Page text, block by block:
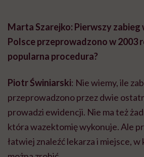
Marta Szarejko: Pierwszy
Polsce przeprowadzono w 2003
popularna procedura?
Piotr Świniarski: Nie wiemy, ile
przeprowadzono przez dwie
prowadzi ewidencji. Nie ma też
która wazektomię wykonuje. Ale
łatwiej znaleźć lekarza i miejsce,